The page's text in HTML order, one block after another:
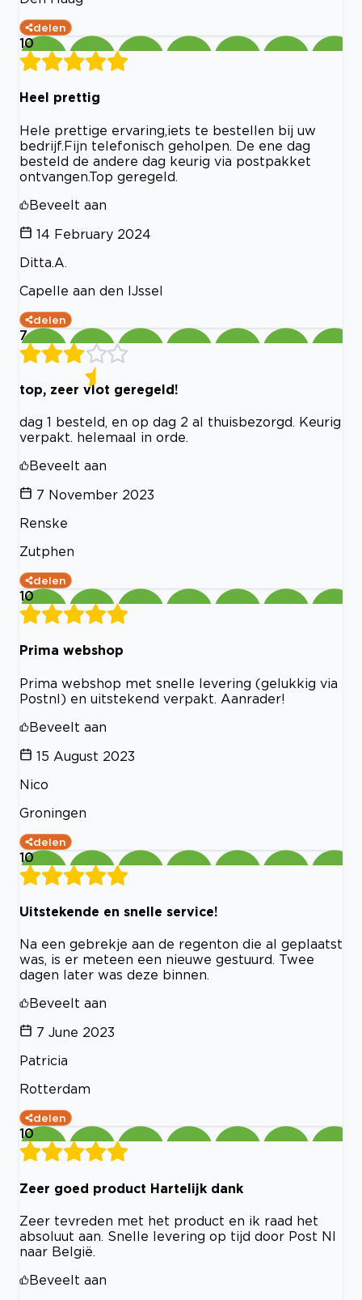
delen
10
Heel prettig
Hele prettige ervaring,iets te bestellen bij uw
bedrijf.Fijn telefonisch geholpen. De ene dag
besteld de andere dag keurig via postpakket
ontvangen.Top geregeld.
Beveelt aan
14 February 2024
Ditta.A.
Capelle aan den IJssel
delen
7
top, zeer vlot geregeld!
dag 1 besteld, en op dag 2 al thuisbezorgd. Keurig
verpakt. helemaal in orde.
Beveelt aan
7 November 2023
Renske
Zutphen
delen
10
Prima webshop
Prima webshop met snelle levering (gelukkig via
Postnl) en uitstekend verpakt. Aanrader!
Beveelt aan
15 August 2023
Nico
Groningen
delen
10
Uitstekende en snelle service!
Na een gebrekje aan de regenton die al geplaatst
was, is er meteen een nieuwe gestuurd. Twee
dagen later was deze binnen.
Beveelt aan
7 June 2023
Patricia
Rotterdam
delen
10
Zeer goed product Hartelijk dank
Zeer tevreden met het product en ik raad het
absoluut aan. Snelle levering op tijd door Post Nl
naar België.
Beveelt aan